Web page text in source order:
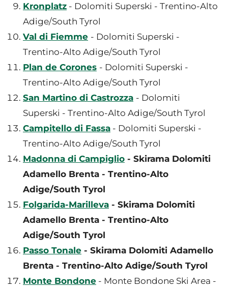
Kronplatz - Dolomiti Superski - Trentino-Alto
Adige/South Tyrol
Val di Fiemme - Dolomiti Superski -
Trentino-Alto Adige/South Tyrol
Plan de Corones - Dolomiti Superski -
Trentino-Alto Adige/South Tyrol
San Martino di Castrozza - Dolomiti
Superski - Trentino-Alto Adige/South Tyrol
Campitello di Fassa - Dolomiti Superski -
Trentino-Alto Adige/South Tyrol
Madonna di Campiglio - Skirama Dolomiti
Adamello Brenta - Trentino-Alto
Adige/South Tyrol
Folgarida-Marilleva - Skirama Dolomiti
Adamello Brenta - Trentino-Alto
Adige/South Tyrol
Passo Tonale - Skirama Dolomiti Adamello
Brenta - Trentino-Alto Adige/South Tyrol
Monte Bondone - Monte Bondone Ski Area -